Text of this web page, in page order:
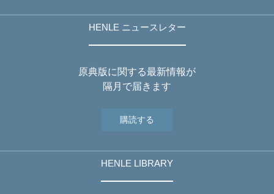
HENLE ニュースレター
原典版に関する最新情報が
隔月で届きます
購読する
HENLE LIBRARY